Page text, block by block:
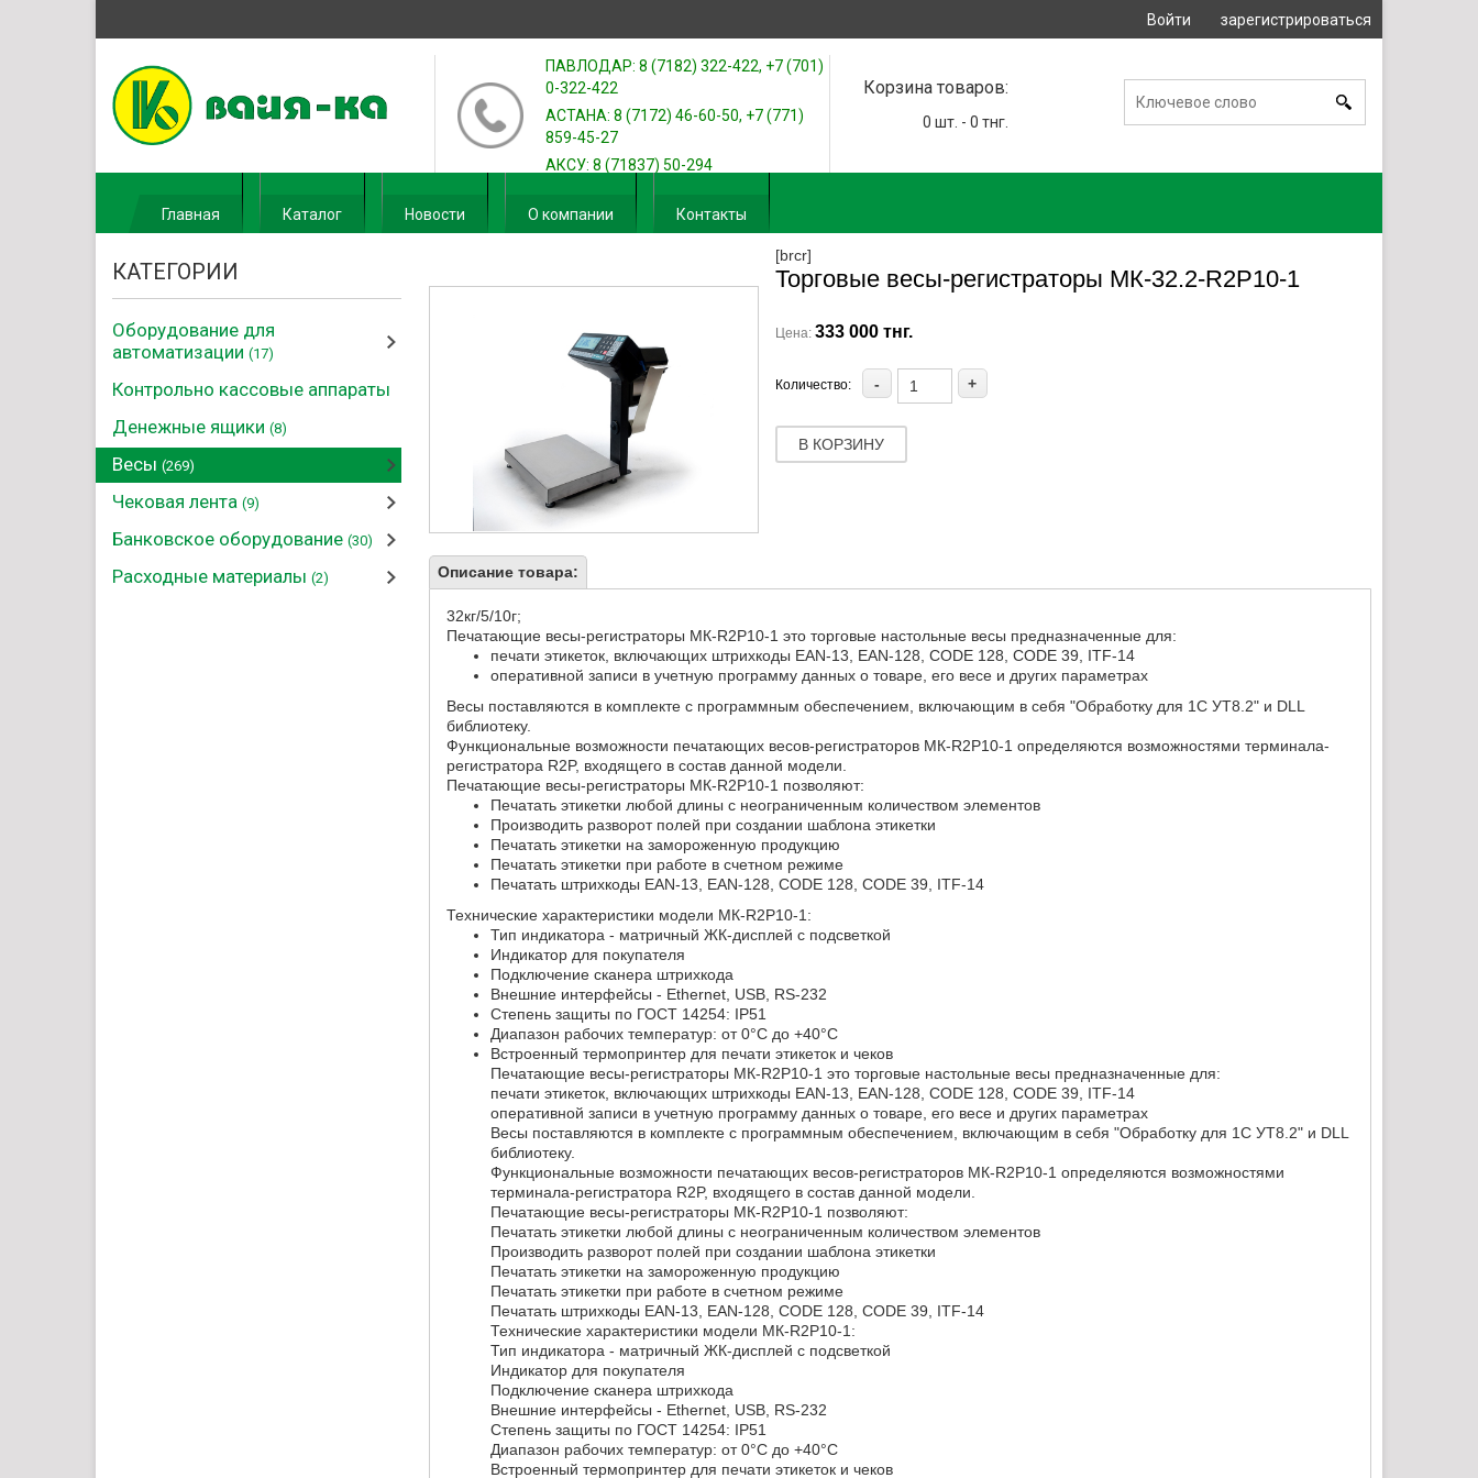
Войти зарегистрироваться
ПАВЛОДАР: 8 (7182) 322-422, +7 (701)
0-322-422
АСТАНА: 8 (7172) 46-60-50, +7 (771)
859-45-27
АКСУ: 8 (71837) 50-294
Корзина товаров:
0 шт. - 0 тнг.
Главная Каталог Новости О компании Контакты
КАТЕГОРИИ
Оборудование для
автоматизации (17)
Контрольно кассовые аппараты
Денежные ящики (8)
Весы (269)
Чековая лента (9)
Банковское оборудование (30)
Расходные материалы (2)
[brcr]
Торговые весы-регистраторы МК-32.2-R2P10-1
Цена: 333 000 тнг.
Количество: +
-
В КОРЗИНУ
Описание товара:
32кг/5/10г;
Печатающие весы-регистраторы МК-R2P10-1 это торговые настольные весы предназначенные для:
печати этикеток, включающих штрихкоды EAN-13, EAN-128, CODE 128, CODE 39, ITF-14
оперативной записи в учетную программу данных о товаре, его весе и других параметрах
Весы поставляются в комплекте с программным обеспечением, включающим в себя "Обработку для 1С УТ8.2" и DLL
библиотеку.
Функциональные возможности печатающих весов-регистраторов МК-R2P10-1 определяются возможностями терминала-
регистратора R2P, входящего в состав данной модели.
Печатающие весы-регистраторы МК-R2P10-1 позволяют:
Печатать этикетки любой длины с неограниченным количеством элементов
Производить разворот полей при создании шаблона этикетки
Печатать этикетки на замороженную продукцию
Печатать этикетки при работе в счетном режиме
Печатать штрихкоды EAN-13, EAN-128, CODE 128, CODE 39, ITF-14
Технические характеристики модели МК-R2P10-1:
Тип индикатора - матричный ЖК-дисплей с подсветкой
Индикатор для покупателя
Подключение сканера штрихкода
Внешние интерфейсы - Ethernet, USB, RS-232
Степень защиты по ГОСТ 14254: IP51
Диапазон рабочих температур: от 0°C до +40°C
Встроенный термопринтер для печати этикеток и чеков
Печатающие весы-регистраторы МК-R2P10-1 это торговые настольные весы предназначенные для:
печати этикеток, включающих штрихкоды EAN-13, EAN-128, CODE 128, CODE 39, ITF-14
оперативной записи в учетную программу данных о товаре, его весе и других параметрах
Весы поставляются в комплекте с программным обеспечением, включающим в себя "Обработку для 1С УТ8.2" и DLL
библиотеку.
Функциональные возможности печатающих весов-регистраторов МК-R2P10-1 определяются возможностями
терминала-регистратора R2P, входящего в состав данной модели.
Печатающие весы-регистраторы МК-R2P10-1 позволяют:
Печатать этикетки любой длины с неограниченным количеством элементов
Производить разворот полей при создании шаблона этикетки
Печатать этикетки на замороженную продукцию
Печатать этикетки при работе в счетном режиме
Печатать штрихкоды EAN-13, EAN-128, CODE 128, CODE 39, ITF-14
Технические характеристики модели МК-R2P10-1:
Тип индикатора - матричный ЖК-дисплей с подсветкой
Индикатор для покупателя
Подключение сканера штрихкода
Внешние интерфейсы - Ethernet, USB, RS-232
Степень защиты по ГОСТ 14254: IP51
Диапазон рабочих температур: от 0°C до +40°C
Встроенный термопринтер для печати этикеток и чеков